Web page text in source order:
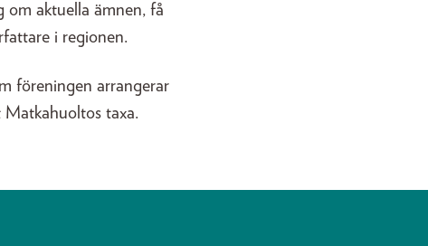
om aktuella ämnen, få
i regionen.
föreningen arrangerar
taxa.